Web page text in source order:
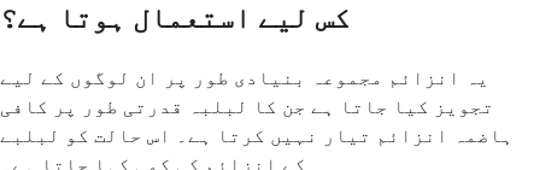
کس لیے استعمال ہوتا ہے؟
یہ انزائم مجموعہ بنیادی طور پر ان لوگوں کے لیے
تجویز کیا جاتا ہے جن کا لبلبہ قدرتی طور پر کافی
ہاضمہ انزائم تیار نہیں کرتا ہے۔ اس حالت کو لبلبے
کے انزائم کی کمی کہا جاتا ہے۔